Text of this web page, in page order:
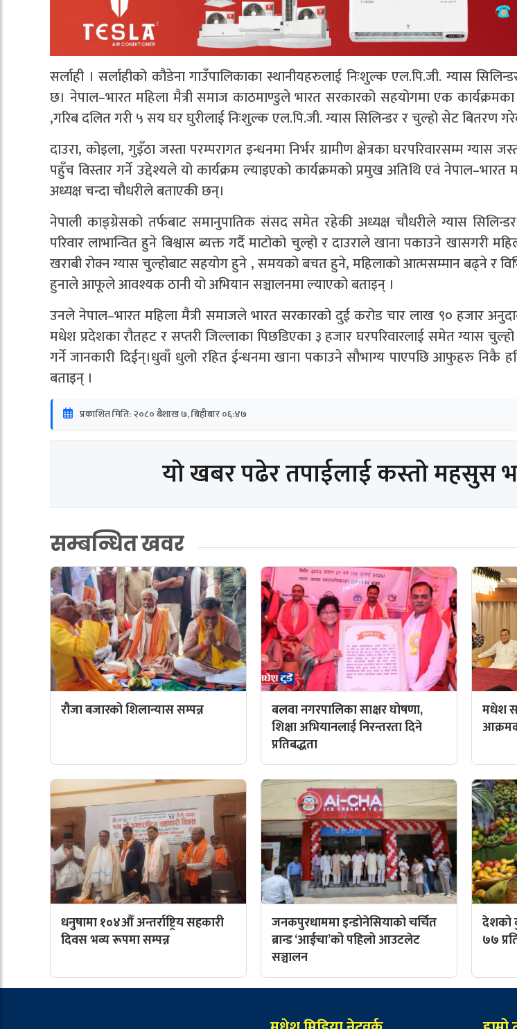
सर्लाही । सर्लाहीको कौडेना गाउँपालिकाका स्थानीयहरुलाई निःशुल्क एल.पि.जी. ग्यास
छ। नेपाल–भारत महिला मैत्री समाज काठमाण्डुले भारत सरकारको सहयोगमा एक कार्यक्रमका
,गरिब दलित गरी ५ सय घर घुरीलाई निःशुल्क एल.पि.जी. ग्यास सिलिन्डर र चुल्हो सेट बितरण
दाउरा, कोइला, गुइँठा जस्ता परम्परागत इन्धनमा निर्भर ग्रामीण क्षेत्रका घरपरिवारसम्म ग्यास
पहुँच विस्तार गर्ने उद्देश्यले यो कार्यक्रम ल्याइएको कार्यक्रमको प्रमुख अतिथि एवं नेपाल–भारत
अध्यक्ष चन्दा चौधरीले बताएकी छन्।
नेपाली काङ्ग्रेसको तर्फबाट समानुपातिक संसद समेत रहेकी अध्यक्ष चौधरीले ग्यास
परिवार लाभान्वित हुने बिश्वास ब्यक्त गर्दै माटोको चुल्हो र दाउराले खाना पकाउने खासगरी
खराबी रोक्न ग्यास चुल्होबाट सहयोग हुने , समयको बचत हुने, महिलाको आत्मसम्मान बढ्ने र
हुनाले आफूले आवश्यक ठानी यो अभियान सञ्चालनमा ल्याएको बताइन् ।
उनले नेपाल–भारत महिला मैत्री समाजले भारत सरकारको दुई करोड चार लाख ९० हजार
मधेश प्रदेशका रौतहट र सप्तरी जिल्लाका पिछडिएका ३ हजार घरपरिवारलाई समेत ग्यास
गर्ने जानकारी दिईन्।धुवाँ धुलो रहित ईन्धनमा खाना पकाउने सौभाग्य पाएपछि आफुहरु निकै
बताइन् ।
प्रकाशित मिति: २०८० बैशाख ७, बिहीबार ०६:४७
यो खबर पढेर तपाईलाई कस्तो महसुस
सम्बन्धित खवर
रौजा बजारको शिलान्यास सम्पन्न
बलवा नगरपालिका साक्षर घोषणा,
शिक्षा अभियानलाई निरन्तरता दिने
प्रतिबद्धता
मधेश
धनुषामा १०४औँ अन्तर्राष्ट्रिय सहकारी
दिवस भव्य रूपमा सम्पन्न
जनकपुरधाममा इन्डोनेसियाको चर्चित
ब्रान्ड ‘आईचा’को पहिलो आउटलेट
सञ्चालन
देशको
७७